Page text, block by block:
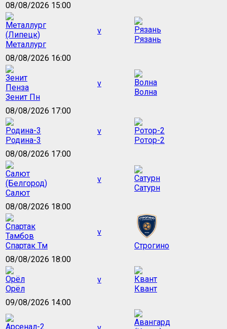
08/08/2026 15:00
Металлург
v
Рязань
08/08/2026 16:00
Зенит Пн
v
Волна
08/08/2026 17:00
Родина-3
v
Ротор-2
08/08/2026 17:00
Салют
v
Сатурн
08/08/2026 18:00
Спартак Тм
v
Строгино
08/08/2026 18:00
Орёл
v
Квант
09/08/2026 14:00